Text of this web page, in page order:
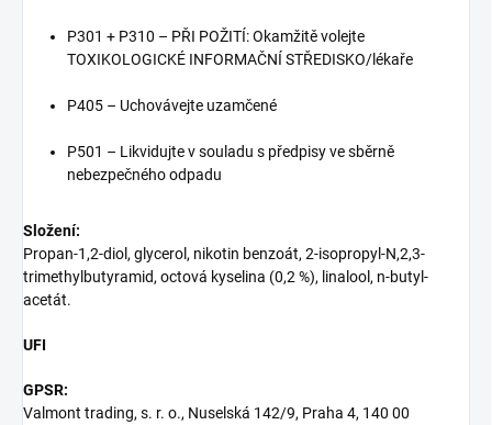
P301 + P310 – PŘI POŽITÍ: Okamžitě volejte
TOXIKOLOGICKÉ INFORMAČNÍ STŘEDISKO/lékaře
P405 – Uchovávejte uzamčené
P501 – Likvidujte v souladu s předpisy ve sběrně
nebezpečného odpadu
Složení:
Propan-1,2-diol, glycerol, nikotin benzoát, 2-isopropyl-N,2,3-
trimethylbutyramid, octová kyselina (0,2 %), linalool, n-butyl-
acetát.
UFI
GPSR:
Valmont trading, s. r. o., Nuselská 142/9, Praha 4, 140 00